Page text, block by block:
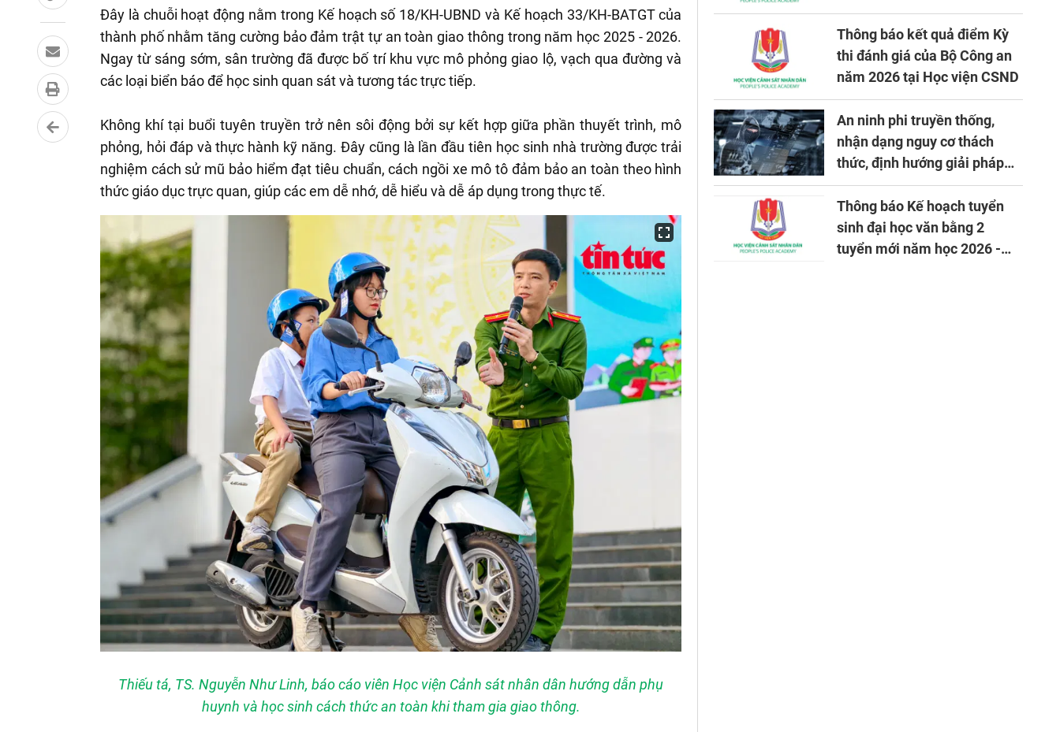
Đây là chuỗi hoạt động nằm trong Kế hoạch số 18/KH-UBND và Kế hoạch 33/KH-BATGT của
thành phố nhằm tăng cường bảo đảm trật tự an toàn giao thông trong năm học 2025 - 2026.
Ngay từ sáng sớm, sân trường đã được bố trí khu vực mô phỏng giao lộ, vạch qua đường và
các loại biển báo để học sinh quan sát và tương tác trực tiếp.
Không khí tại buổi tuyên truyền trở nên sôi động bởi sự kết hợp giữa phần thuyết trình, mô
phỏng, hỏi đáp và thực hành kỹ năng. Đây cũng là lần đầu tiên học sinh nhà trường được trải
nghiệm cách sử mũ bảo hiểm đạt tiêu chuẩn, cách ngồi xe mô tô đảm bảo an toàn theo hình
thức giáo dục trực quan, giúp các em dễ nhớ, dễ hiểu và dễ áp dụng trong thực tế.
Thiếu tá, TS. Nguyễn Như Linh, báo cáo viên Học viện Cảnh sát nhân dân hướng dẫn phụ
huynh và học sinh cách thức an toàn khi tham gia giao thông.
tính
Thông báo kết quả điểm Kỳ
thi đánh giá của Bộ Công an
năm 2026 tại Học viện CSND
An ninh phi truyền thống,
nhận dạng nguy cơ thách
thức, định hướng giải pháp
đảm bảo an ninh quốc gia
trong tình hình hiện nay
Thông báo Kế hoạch tuyển
sinh đại học văn bằng 2
tuyển mới năm học 2026 -